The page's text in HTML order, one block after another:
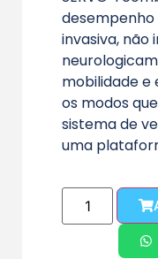
invasiva, não
mobilidade e
os modos
sistema de
uma